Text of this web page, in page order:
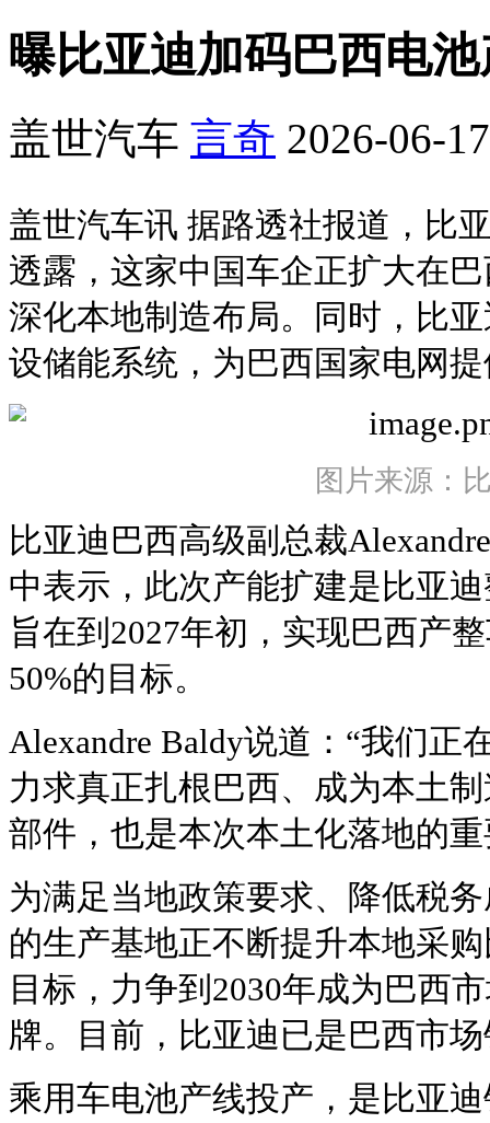
曝比亚迪加码巴西电
盖世汽车 言奇 2026-06-
盖世汽车讯 据路透社报道，比
透露，这家中国车企正扩大在
深化本地制造布局。同时，比
设储能系统，为巴西国家电网
图片来源：
比亚迪巴西高级副总裁
中表示，此次产能扩建是比亚
旨在到2027年初，实现巴西产
50%的目标。
Alexandre Baldy说道：“我们正
力求真正扎根巴西、成为本土
部件，也是本次本土化落地的
为满足当地政策要求、降低税
的生产基地正不断提升本地采
目标，力争到2030年成为巴西
牌。目前，比亚迪已是巴西市
乘用车电池产线投产，是比亚